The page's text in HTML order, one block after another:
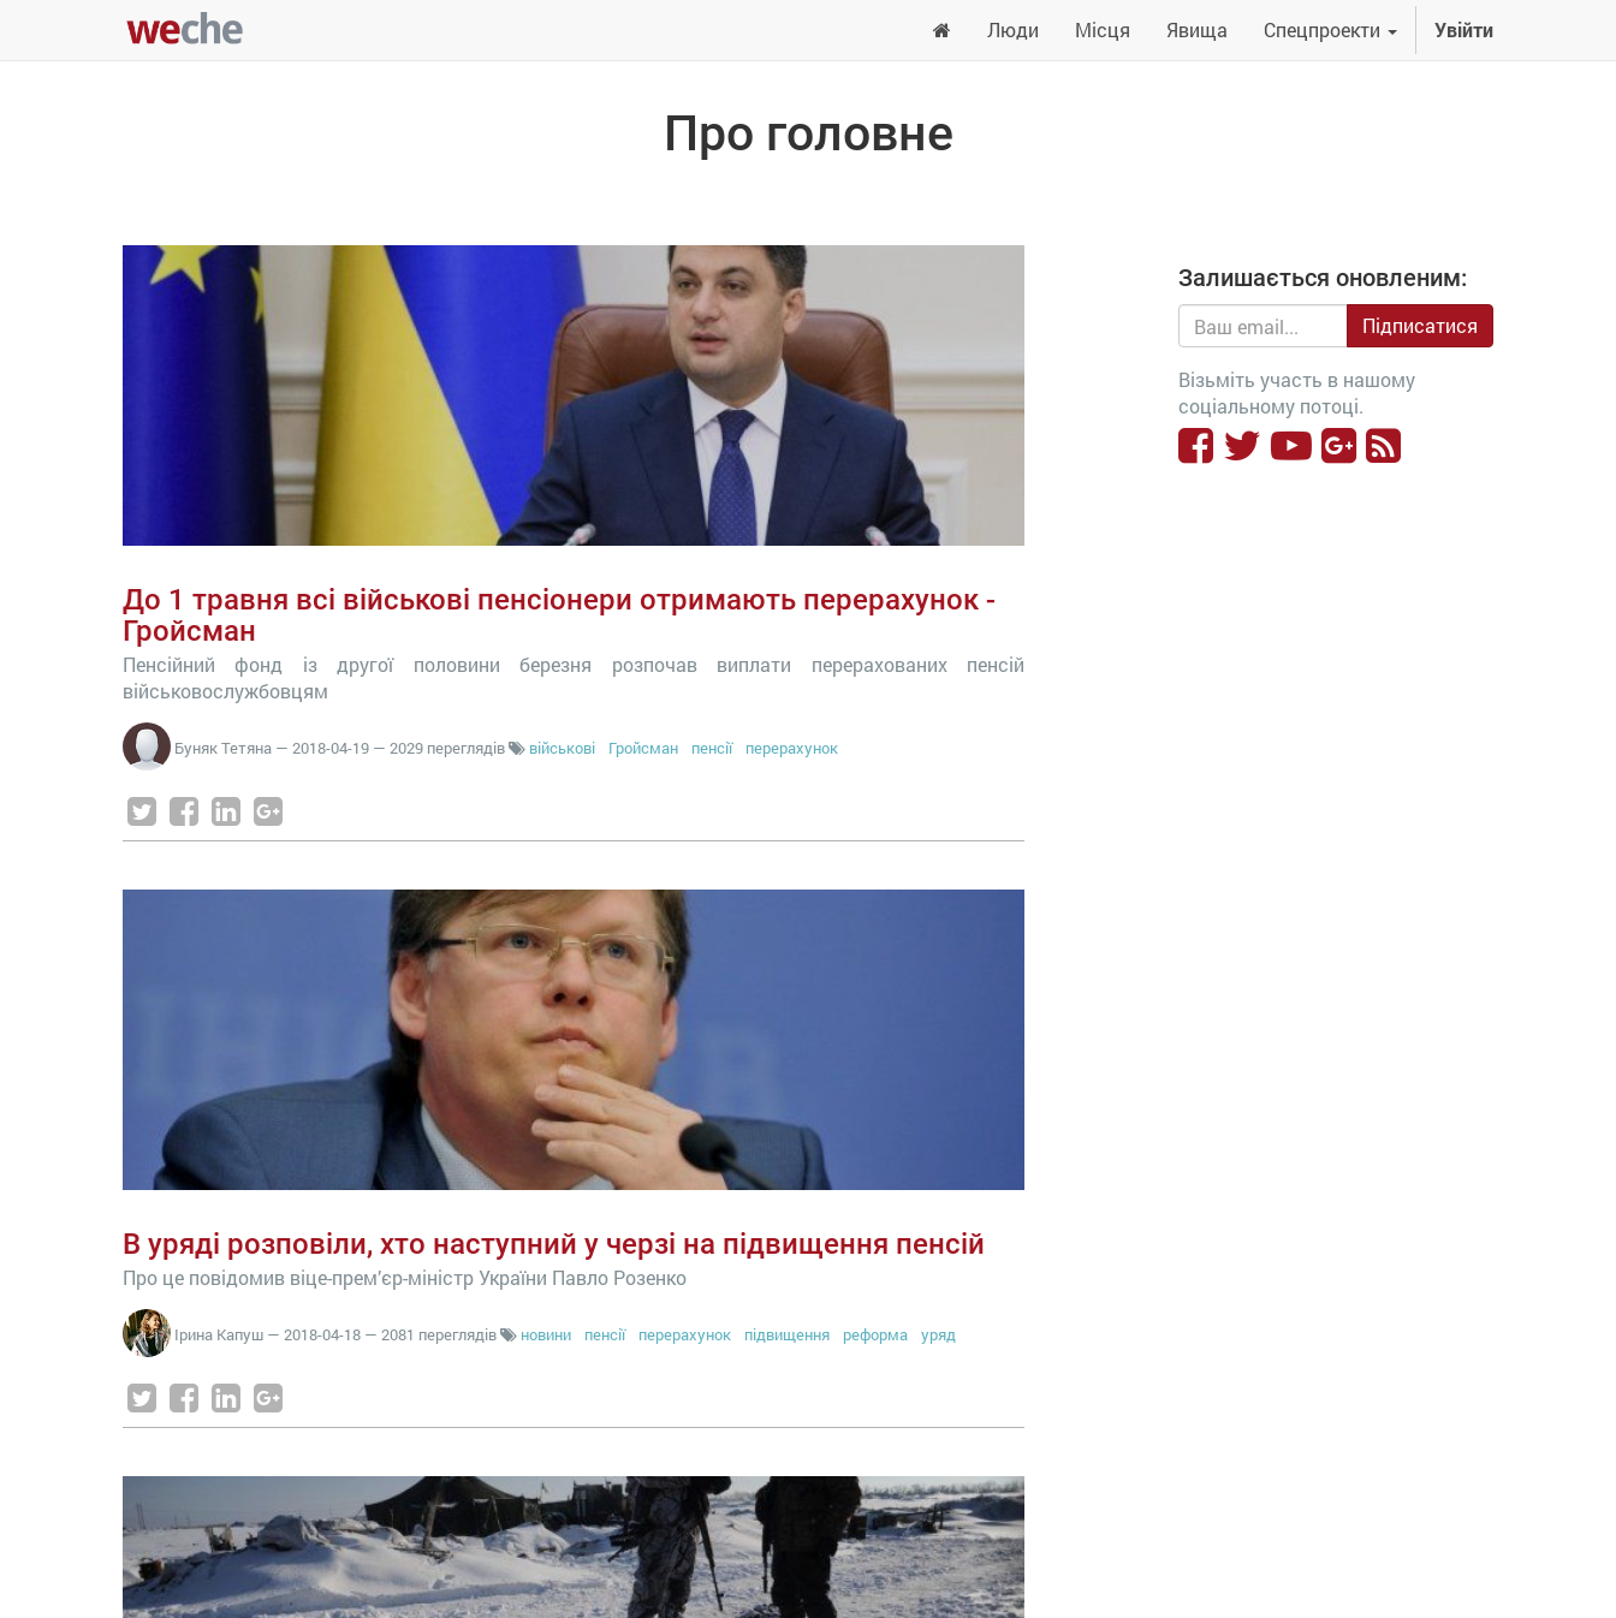
Люди Місця Явища Спецпроекти Увійти
Про головне
До 1 травня всі військові пенсіонери отримають перерахунок -
Гройсман
Пенсійний фонд із другої половини березня розпочав виплати перерахованих пенсій
військовослужбовцям
Буняк Тетяна — 2018-04-19 — 2029 переглядів військові Гройсман пенсії перерахунок
В уряді розповіли, хто наступний у черзі на підвищення пенсій
Про це повідомив віце-прем’єр-міністр України Павло Розенко
Ірина Капуш — 2018-04-18 — 2081 переглядів новини пенсії перерахунок підвищення реформа уряд
Залишається оновленим:
Підписатися
Візьміть участь в нашому
соціальному потоці.